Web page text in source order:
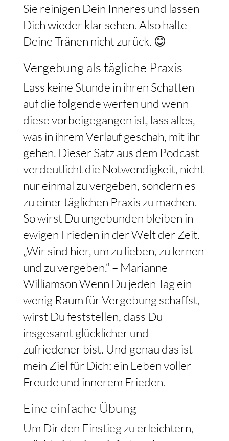
Sie reinigen Dein Inneres und lassen
Dich wieder klar sehen. Also halte
Deine Tränen nicht zurück. 😊
Vergebung als tägliche Praxis
Lass keine Stunde in ihren Schatten
auf die folgende werfen und wenn
diese vorbeigegangen ist, lass alles,
was in ihrem Verlauf geschah, mit ihr
gehen. Dieser Satz aus dem Podcast
verdeutlicht die Notwendigkeit, nicht
nur einmal zu vergeben, sondern es
zu einer täglichen Praxis zu machen.
So wirst Du ungebunden bleiben in
ewigen Frieden in der Welt der Zeit.
„Wir sind hier, um zu lieben, zu lernen
und zu vergeben.“ – Marianne
Williamson Wenn Du jeden Tag ein
wenig Raum für Vergebung schaffst,
wirst Du feststellen, dass Du
insgesamt glücklicher und
zufriedener bist. Und genau das ist
mein Ziel für Dich: ein Leben voller
Freude und innerem Frieden.
Eine einfache Übung
Um Dir den Einstieg zu erleichtern,